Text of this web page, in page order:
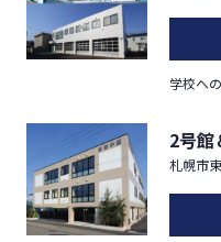
学校へ
2号館
札幌市